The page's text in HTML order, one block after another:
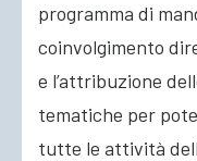
programma di
coinvolgimento
e l’attribuzione
tematiche per
tutte le attività